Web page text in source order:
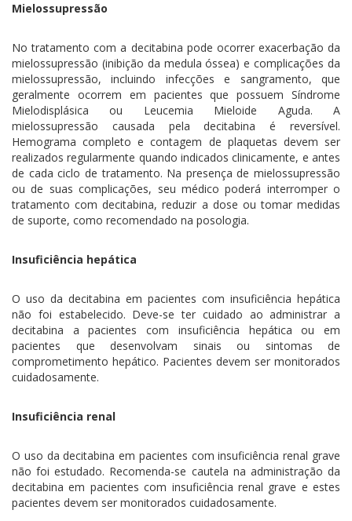
Mielossupressão
No tratamento com a decitabina pode ocorrer exacerbação da
mielossupressão (inibição da medula óssea) e complicações da
mielossupressão, incluindo infecções e sangramento, que
geralmente ocorrem em pacientes que possuem Síndrome
Mielodisplásica ou Leucemia Mieloide Aguda. A
mielossupressão causada pela decitabina é reversível.
Hemograma completo e contagem de plaquetas devem ser
realizados regularmente quando indicados clinicamente, e antes
de cada ciclo de tratamento. Na presença de mielossupressão
ou de suas complicações, seu médico poderá interromper o
tratamento com decitabina, reduzir a dose ou tomar medidas
de suporte, como recomendado na posologia.
Insuficiência hepática
O uso da decitabina em pacientes com insuficiência hepática
não foi estabelecido. Deve-se ter cuidado ao administrar a
decitabina a pacientes com insuficiência hepática ou em
pacientes que desenvolvam sinais ou sintomas de
comprometimento hepático. Pacientes devem ser monitorados
cuidadosamente.
Insuficiência renal
O uso da decitabina em pacientes com insuficiência renal grave
não foi estudado. Recomenda-se cautela na administração da
decitabina em pacientes com insuficiência renal grave e estes
pacientes devem ser monitorados cuidadosamente.